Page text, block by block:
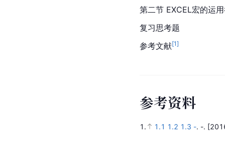
第二节 EXCEL宏的运
复习思考题
参考文献[1]
参考资料
1. 1.1 1.2 1.3 -. -.